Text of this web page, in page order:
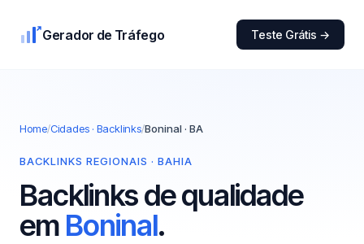
Gerador de Tráfego Teste Grátis →
Home/Cidades · Backlinks/Boninal · BA
BACKLINKS REGIONAIS · BAHIA
Backlinks de qualidade
em Boninal.